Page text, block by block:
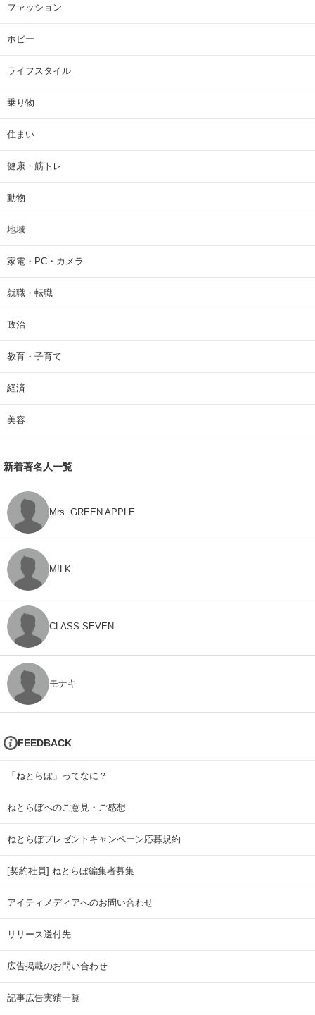
ファッション
ホビー
ライフスタイル
乗り物
住まい
健康・筋トレ
動物
地域
家電・PC・カメラ
就職・転職
政治
教育・子育て
経済
美容
新着著名人一覧
Mrs. GREEN APPLE
M!LK
CLASS SEVEN
モナキ
FEEDBACK
「ねとらぼ」ってなに？
ねとらぼへのご意見・ご感想
ねとらぼプレゼントキャンペーン応募規約
[契約社員] ねとらぼ編集者募集
アイティメディアへのお問い合わせ
リリース送付先
広告掲載のお問い合わせ
記事広告実績一覧